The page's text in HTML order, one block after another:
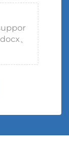
、